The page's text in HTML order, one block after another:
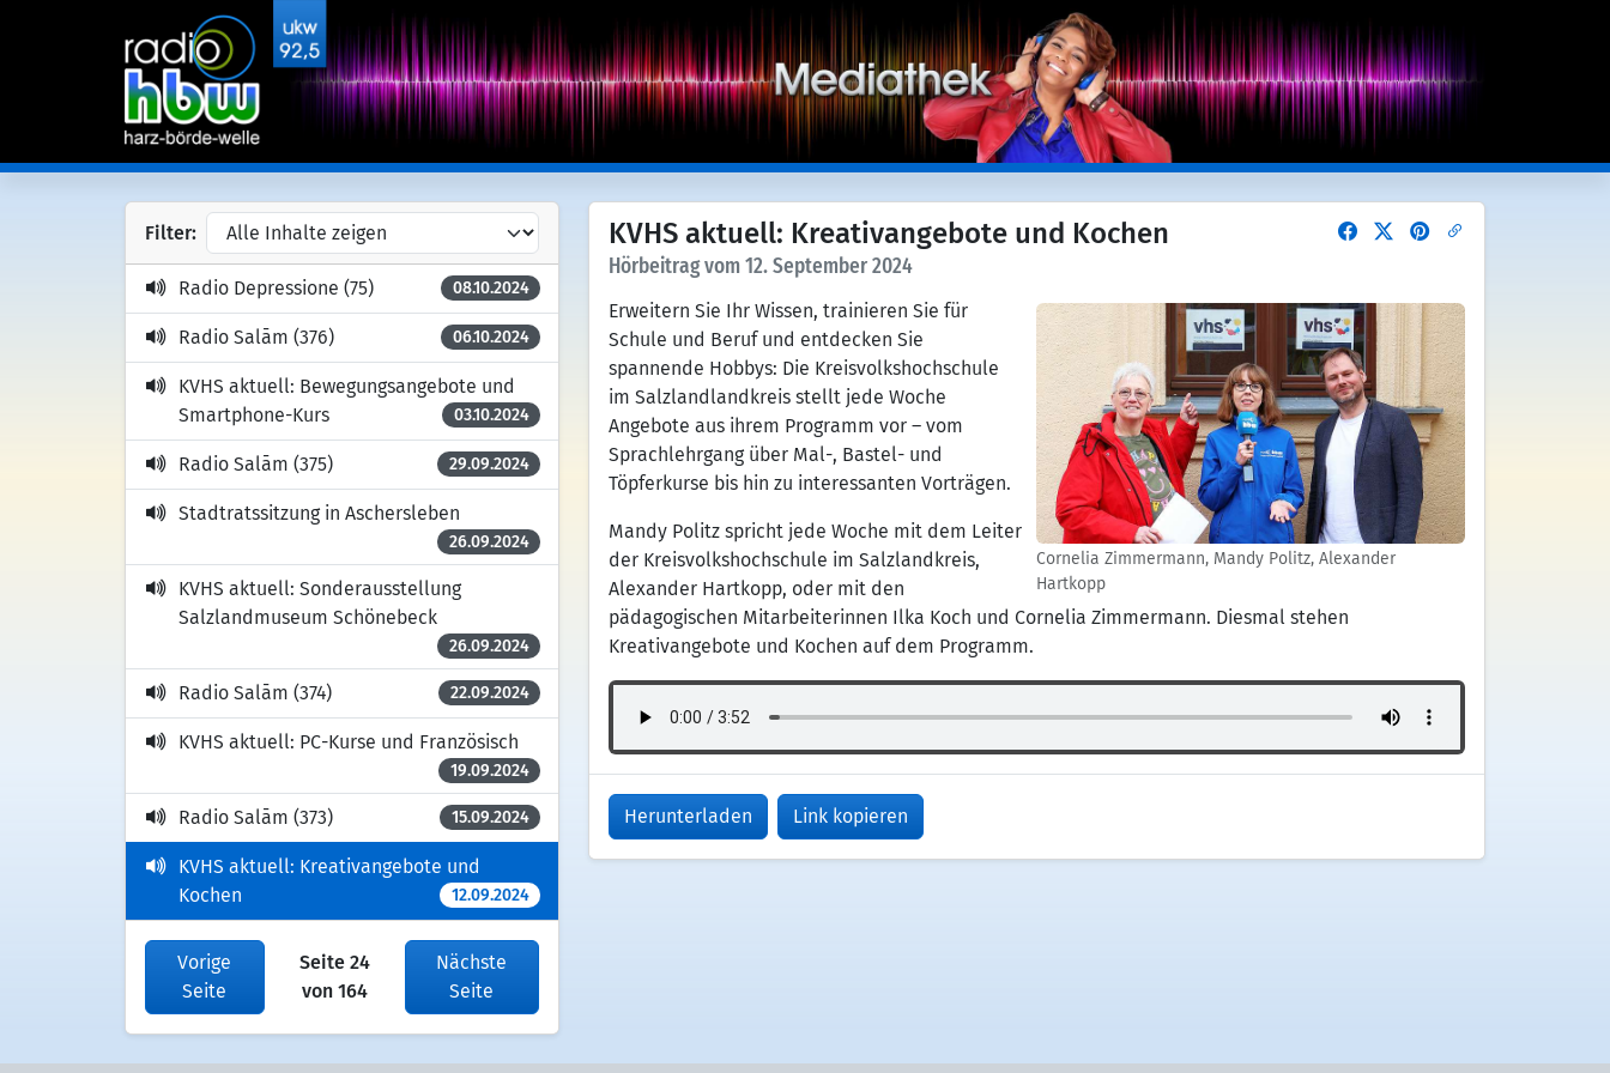
KVHS aktuell: Kreativangebote und Kochen
Hörbeitrag vom 12. September 2024
Cornelia Zimmermann, Mandy Politz, Alexander
Hartkopp
Erweitern Sie Ihr Wissen, trainieren Sie für
Schule und Beruf und entdecken Sie
spannende Hobbys: Die Kreisvolkshochschule
im Salzlandlandkreis stellt jede Woche
Angebote aus ihrem Programm vor – vom
Sprachlehrgang über Mal-, Bastel- und
Töpferkurse bis hin zu interessanten Vorträgen.
Mandy Politz spricht jede Woche mit dem Leiter
der Kreisvolkshochschule im Salzlandkreis,
Alexander Hartkopp, oder mit den
pädagogischen Mitarbeiterinnen Ilka Koch und Cornelia Zimmermann. Diesmal stehen
Kreativangebote und Kochen auf dem Programm.
Herunterladen Link kopieren
Filter:
Radio Depressione (75) 08.10.2024
Radio Salām (376) 06.10.2024
KVHS aktuell: Bewegungsangebote und
Smartphone-Kurs
03.10.2024
Radio Salām (375) 29.09.2024
Stadtratssitzung in Aschersleben
26.09.2024
KVHS aktuell: Sonderausstellung
Salzlandmuseum Schönebeck
26.09.2024
Radio Salām (374) 22.09.2024
KVHS aktuell: PC-Kurse und Französisch
19.09.2024
Radio Salām (373) 15.09.2024
KVHS aktuell: Kreativangebote und
Kochen
12.09.2024
Vorige
Seite
Seite 24
von 164
Nächste
Seite